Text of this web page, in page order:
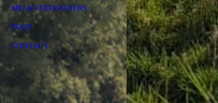
MELKVEEHOUDERS
FAQ'S
CONTACT